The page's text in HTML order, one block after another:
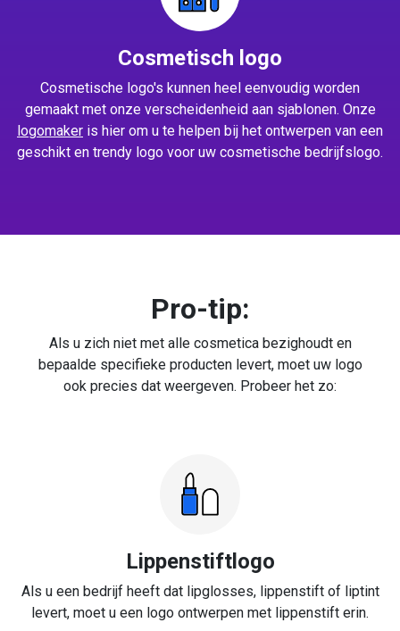
Cosmetisch logo
Cosmetische logo's kunnen heel eenvoudig worden
gemaakt met onze verscheidenheid aan sjablonen. Onze
logomaker is hier om u te helpen bij het ontwerpen van een
geschikt en trendy logo voor uw cosmetische bedrijfslogo.
Pro-tip:
Als u zich niet met alle cosmetica bezighoudt en
bepaalde specifieke producten levert, moet uw logo
ook precies dat weergeven. Probeer het zo:
Lippenstiftlogo
Als u een bedrijf heeft dat lipglosses, lippenstift of liptint
levert, moet u een logo ontwerpen met lippenstift erin.